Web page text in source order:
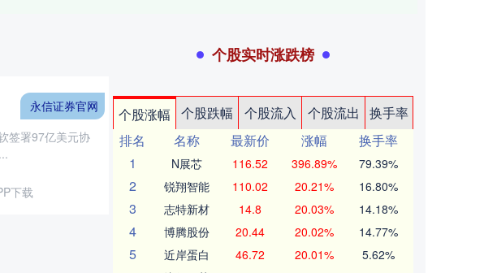
签署97亿美元协
永信证券官网
下载
个股实时涨跌榜
个股涨幅 个股跌幅 个股流入 个股流出
换手率
排名
名称 最新价 涨幅
换手率
1
N展芯 116.52 396.89% 79.39%
2 锐翔智能 110.02 20.21% 16.80%
3 志特新材 14.8 20.03% 14.18%
4 博腾股份 20.44 20.02% 14.77%
5 近岸蛋白 46.72 20.01% 5.62%